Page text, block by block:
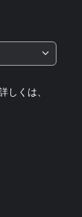
しくは、